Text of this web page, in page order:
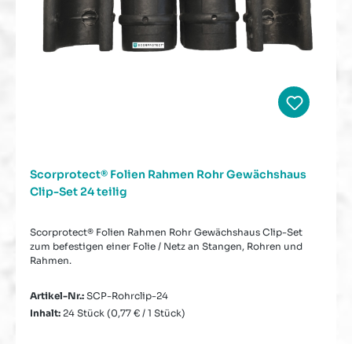
Scorprotect® Folien Rahmen Rohr Gewächshaus
Clip-Set 24 teilig
Scorprotect® Folien Rahmen Rohr Gewächshaus Clip-Set
zum befestigen einer Folie / Netz an Stangen, Rohren und
Rahmen.
Artikel-Nr.: SCP-Rohrclip-24
Inhalt: 24 Stück (0,77 € / 1 Stück)